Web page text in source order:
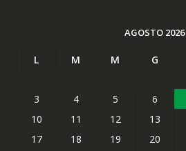
AGOSTO 2026
L M M G
3
4 5 6
10
11 12 13
17
18 19 20